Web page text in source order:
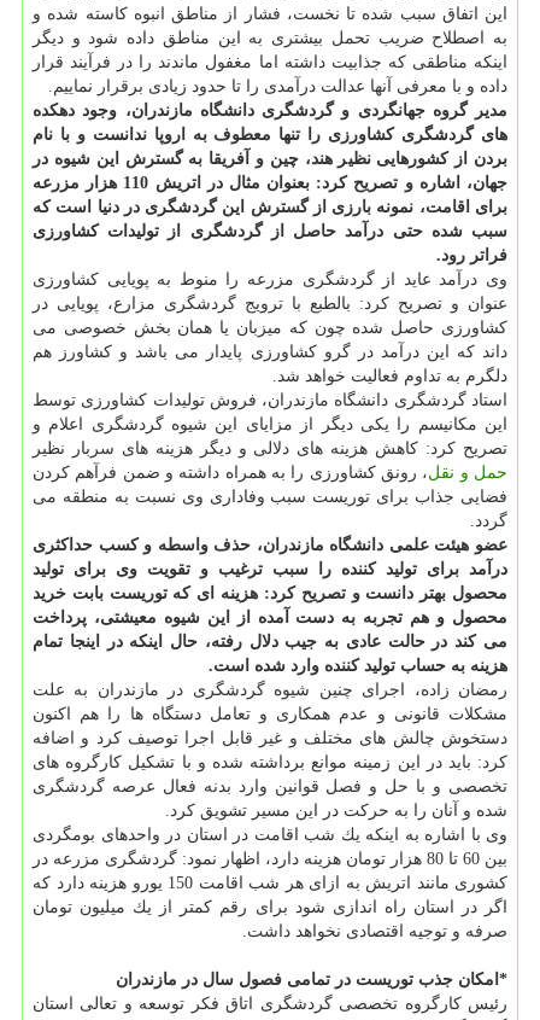
این اتفاق سبب شده تا نخست، فشار از مناطق انبوه كاسته شده و
به اصطلاح ضریب تحمل بیشتری به این مناطق داده شود و دیگر
اینكه مناطقی كه جذابیت داشته اما مغفول ماندند را در فرآیند قرار
داده و با معرفی آنها عدالت درآمدی را تا حدود زیادی برقرار نماییم.
مدیر گروه جهانگردی و گردشگری دانشگاه مازندران، وجود دهكده
های گردشگری كشاورزی را تنها معطوف به اروپا ندانست و با نام
بردن از كشورهایی نظیر هند، چین و آفریقا به گسترش این شیوه در
جهان، اشاره و تصریح كرد: بعنوان مثال در اتریش 110 هزار مزرعه
برای اقامت، نمونه بارزی از گسترش این گردشگری در دنیا است كه
سبب شده حتی درآمد حاصل از گردشگری از تولیدات كشاورزی
فراتر رود.
وی درآمد عاید از گردشگری مزرعه را منوط به پویایی كشاورزی
عنوان و تصریح كرد: بالطبع با ترویج گردشگری مزارع، پویایی در
كشاورزی حاصل شده چون كه میزبان یا همان بخش خصوصی می
داند كه این درآمد در گرو كشاورزی پایدار می باشد و كشاورز هم
دلگرم به تداوم فعالیت خواهد شد.
استاد گردشگری دانشگاه مازندران، فروش تولیدات كشاورزی توسط
این مكانیسم را یكی دیگر از مزایای این شیوه گردشگری اعلام و
تصریح كرد: كاهش هزینه های دلالی و دیگر هزینه های سربار نظیر
حمل و نقل، رونق كشاورزی را به همراه داشته و ضمن فرآهم كردن
فضایی جذاب برای توریست سبب وفاداری وی نسبت به منطقه می
گردد.
عضو هیئت علمی دانشگاه مازندران، حذف واسطه و كسب حداكثری
درآمد برای تولید كننده را سبب ترغیب و تقویت وی برای تولید
محصول بهتر دانست و تصریح كرد: هزینه ای كه توریست بابت خرید
محصول و هم تجربه به دست آمده از این شیوه معیشتی، پرداخت
می كند در حالت عادی به جیب دلال رفته، حال اینكه در اینجا تمام
هزینه به حساب تولید كننده وارد شده است.
رمضان زاده، اجرای چنین شیوه گردشگری در مازندران به علت
مشكلات قانونی و عدم همكاری و تعامل دستگاه ها را هم اكنون
دستخوش چالش های مختلف و غیر قابل اجرا توصیف كرد و اضافه
كرد: باید در این زمینه موانع برداشته شده و با تشكیل كارگروه های
تخصصی و با حل و فصل قوانین وارد بدنه فعال عرصه گردشگری
شده و آنان را به حركت در این مسیر تشویق كرد.
وی با اشاره به اینكه یك شب اقامت در استان در واحدهای بومگردی
بین 60 تا 80 هزار تومان هزینه دارد، اظهار نمود: گردشگری مزرعه در
كشوری مانند اتریش به ازای هر شب اقامت 150 یورو هزینه دارد كه
اگر در استان راه اندازی شود برای رقم كمتر از یك میلیون تومان
صرفه و توجیه اقتصادی نخواهد داشت.
*امكان جذب توریست در تمامی فصول سال در مازندران
رئیس كارگروه تخصصی گردشگری اتاق فكر توسعه و تعالی استان